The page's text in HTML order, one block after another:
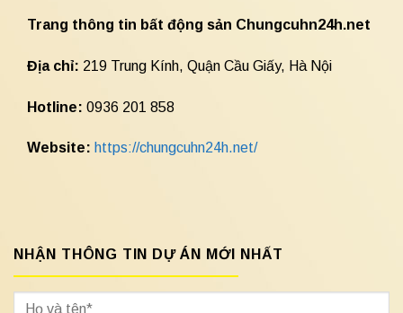
Trang thông tin bất động sản Chungcuhn24h.net
Địa chỉ: 219 Trung Kính, Quận Cầu Giấy, Hà Nội
Hotline: 0936 201 858
Website: https://chungcuhn24h.net/
NHẬN THÔNG TIN DỰ ÁN MỚI NHẤT